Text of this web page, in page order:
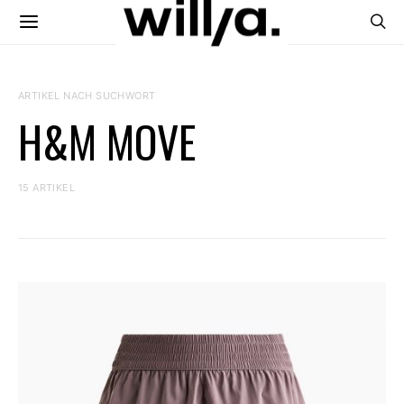
ARTIKEL NACH SUCHWORT
H&M MOVE
15 ARTIKEL